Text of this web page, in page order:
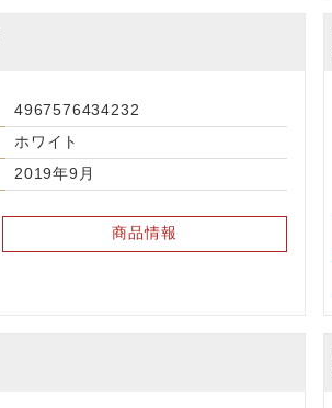
4967576434232
ホワイト
2019年9月
商品情報